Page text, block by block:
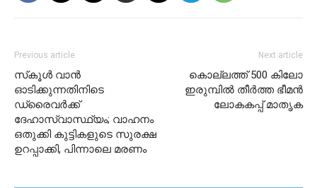
Previous article
സ്‌കൂള്‍ വാന്‍
ഓടിക്കുന്നതിനിടെ
ഡ്രൈവര്‍ക്ക്
ദേഹാസ്വാസ്ഥ്യം; വാഹനം
ഒതുക്കി കുട്ടികളുടെ സുരക്ഷ
ഉറപ്പാക്കി, പിന്നാലെ മരണം
Next article
കൊല്ലത്ത് 500 കിലോ
ഇരുമ്പില്‍ തീര്‍ത്ത ഭീമന്‍
ലോകകപ്പ് മാതൃക